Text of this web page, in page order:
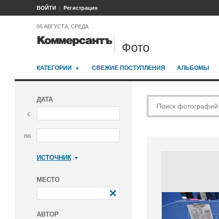
ВОЙТИ Регистрация
05 АВГУСТА, СРЕДА
Фото
КАТЕГОРИИ СВЕЖИЕ ПОСТУПЛЕНИЯ АЛЬБОМЫ
ДАТА
с
по
ИСТОЧНИК
МЕСТО
АВТОР